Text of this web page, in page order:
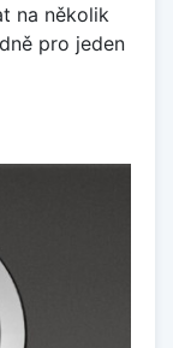
na několik
pro jeden